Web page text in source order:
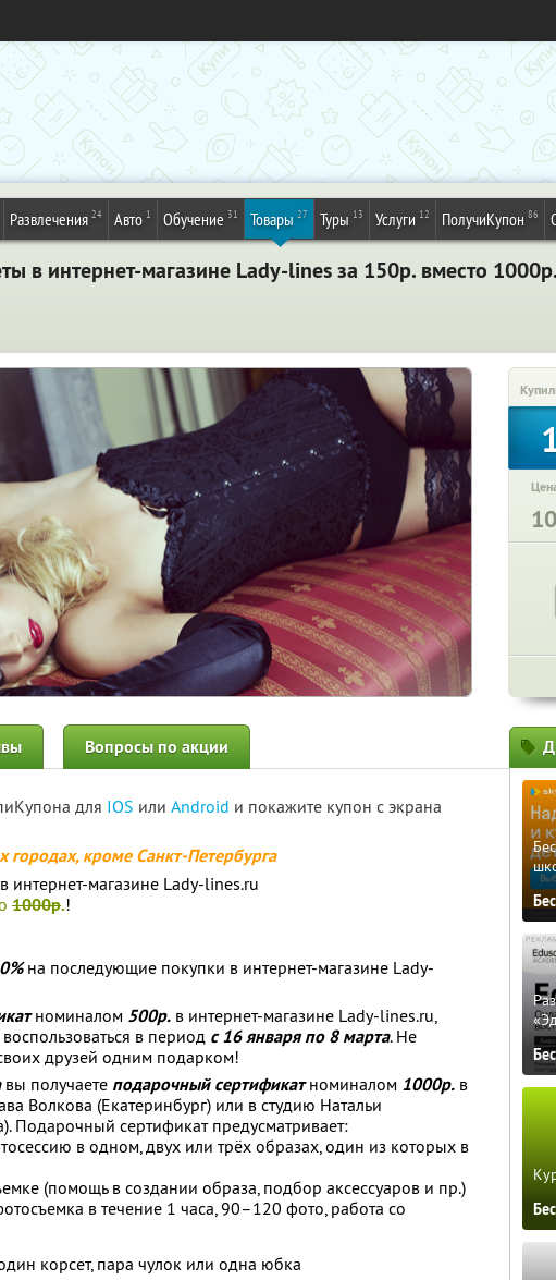
Развлечения 24 Авто 1 Обучение 31 Товары 27 Туры 13 Услуги 12 ПолучиКупон 86
в интернет-магазине Lady-lines за 150р. вместо
Вопросы по акции
для IOS или Android и покажите купон с экрана
городах, кроме Санкт-Петербурга
интернет-магазине Lady-lines.ru
1000р.!
на последующие покупки в интернет-магазине Lady-
номиналом 500р. в интернет-магазине Lady-lines.ru,
в период с 16 января по 8 марта. Не
друзей одним подарком!
вы получаете подарочный сертификатноминалом 1000р. в
Волкова (Екатеринбург) или в студию Натальи
Подарочный сертификат предусматривает:
в одном, двух или трёх образах, один из которых в
(помощь в создании образа, подбор аксессуаров и пр.)
в течение 1 часа, 90–120 фото, работа со
корсет, пара чулок или одна юбка